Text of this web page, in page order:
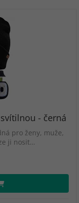
- černá
pro ženy, muže,
ji nosit…